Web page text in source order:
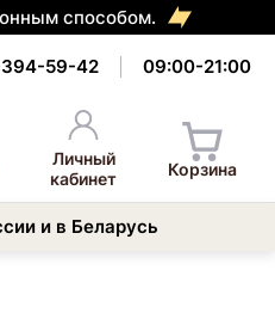
способом.
59-42 09:00-21:00
Личный
кабинет
Корзина
и в Беларусь